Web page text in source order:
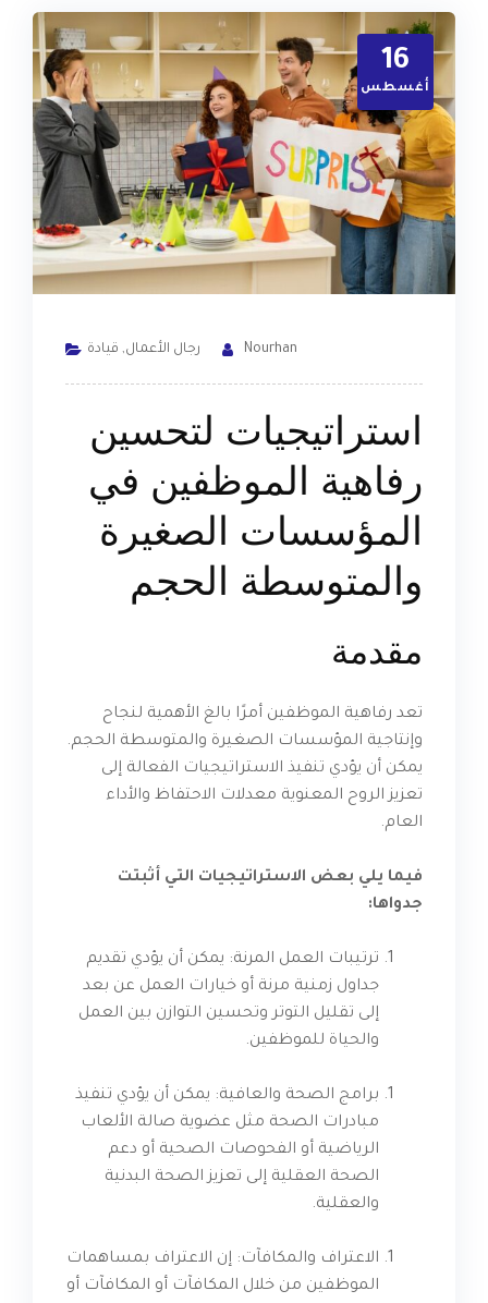
16
أغسطس
Nourhan رجال الأعمال, قيادة
استراتيجيات لتحسين
رفاهية الموظفين في
المؤسسات الصغيرة
والمتوسطة الحجم
مقدمة
تعد رفاهية الموظفين أمرًا بالغ الأهمية لنجاح
وإنتاجية المؤسسات الصغيرة والمتوسطة الحجم.
يمكن أن يؤدي تنفيذ الاستراتيجيات الفعالة إلى
تعزيز الروح المعنوية معدلات الاحتفاظ والأداء
العام.
فيما يلي بعض الاستراتيجيات التي أثبتت
جدواها:
ترتيبات العمل المرنة: يمكن أن يؤدي تقديم
جداول زمنية مرنة أو خيارات العمل عن بعد
إلى تقليل التوتر وتحسين التوازن بين العمل
والحياة للموظفين.
برامج الصحة والعافية: يمكن أن يؤدي تنفيذ
مبادرات الصحة مثل عضوية صالة الألعاب
الرياضية أو الفحوصات الصحية أو دعم
الصحة العقلية إلى تعزيز الصحة البدنية
والعقلية.
الاعتراف والمكافآت: إن الاعتراف بمساهمات
الموظفين من خلال المكافآت أو المكافآت أو